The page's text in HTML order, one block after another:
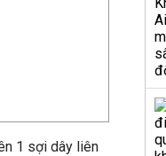
1 sợi dây liên